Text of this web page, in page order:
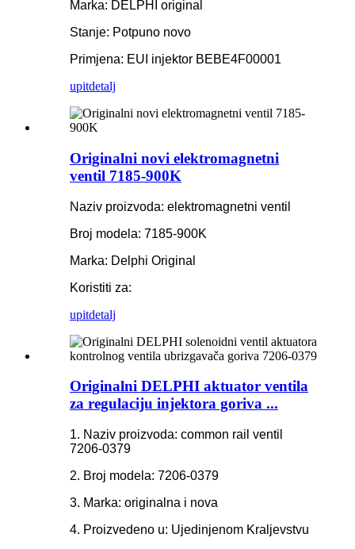
Marka: DELPHI original
Stanje: Potpuno novo
Primjena: EUI injektor BEBE4F00001
upitdetalj
Originalni novi elektromagnetni
ventil 7185-900K
Naziv proizvoda: elektromagnetni ventil
Broj modela: 7185-900K
Marka: Delphi Original
Koristiti za:
upitdetalj
Originalni DELPHI aktuator ventila
za regulaciju injektora goriva ...
1. Naziv proizvoda: common rail ventil
7206-0379
2. Broj modela: 7206-0379
3. Marka: originalna i nova
4. Proizvedeno u: Ujedinjenom Kraljevstvu